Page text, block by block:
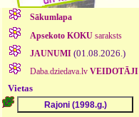
Sākumlapa
Apsekoto KOKUsaraksts
JAUNUMI (01.08.2026.)
Daba.dziedava.lv VEIDOTĀJI
Vietas